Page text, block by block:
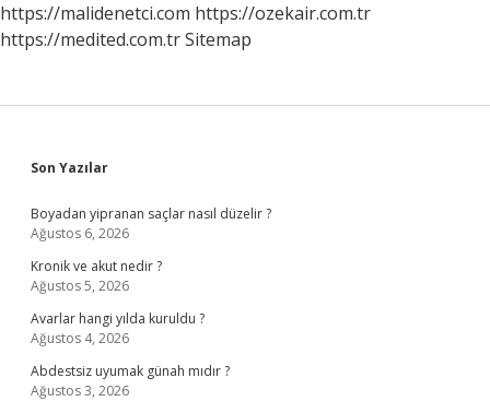
https://malidenetci.com https://ozekair.com.tr
https://medited.com.trSitemap
Sidebar
Son Yazılar
Boyadan yipranan saçlar nasıl düzelir ?
Ağustos 6, 2026
Kronik ve akut nedir ?
Ağustos 5, 2026
Avarlar hangi yılda kuruldu ?
Ağustos 4, 2026
Abdestsiz uyumak günah mıdır ?
Ağustos 3, 2026